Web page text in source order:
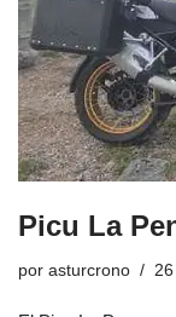
Picu La
por asturcrono